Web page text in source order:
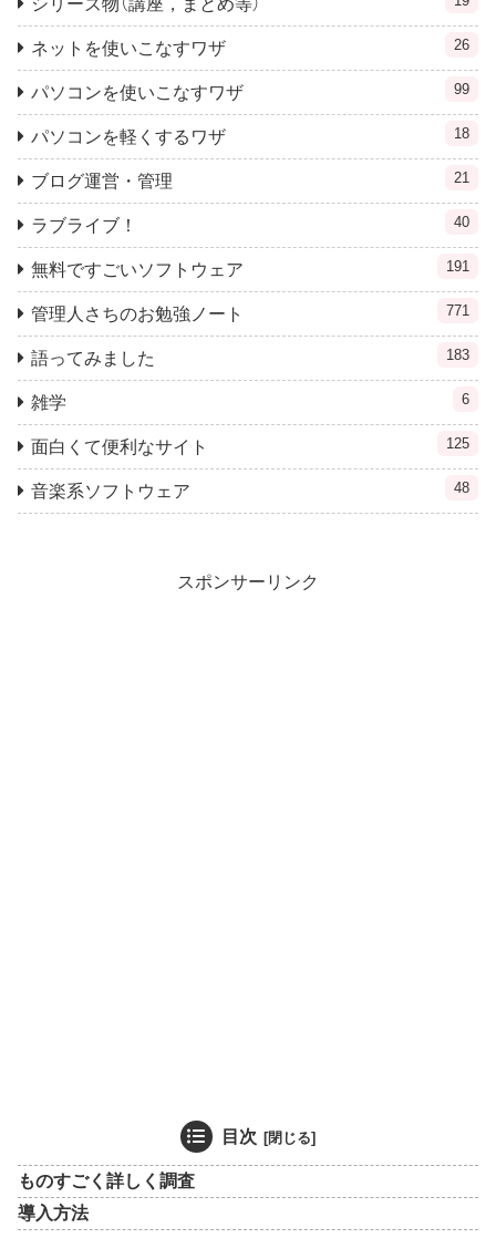
シリーズ物（講座，まとめ等）
ネットを使いこなすワザ 26
パソコンを使いこなすワザ 99
パソコンを軽くするワザ 18
ブログ運営・管理 21
ラブライブ！ 40
無料ですごいソフトウェア 191
管理人さちのお勉強ノート 771
語ってみました 183
雑学 6
面白くて便利なサイト 125
音楽系ソフトウェア 48
スポンサーリンク
目次
ものすごく詳しく調査
導入方法